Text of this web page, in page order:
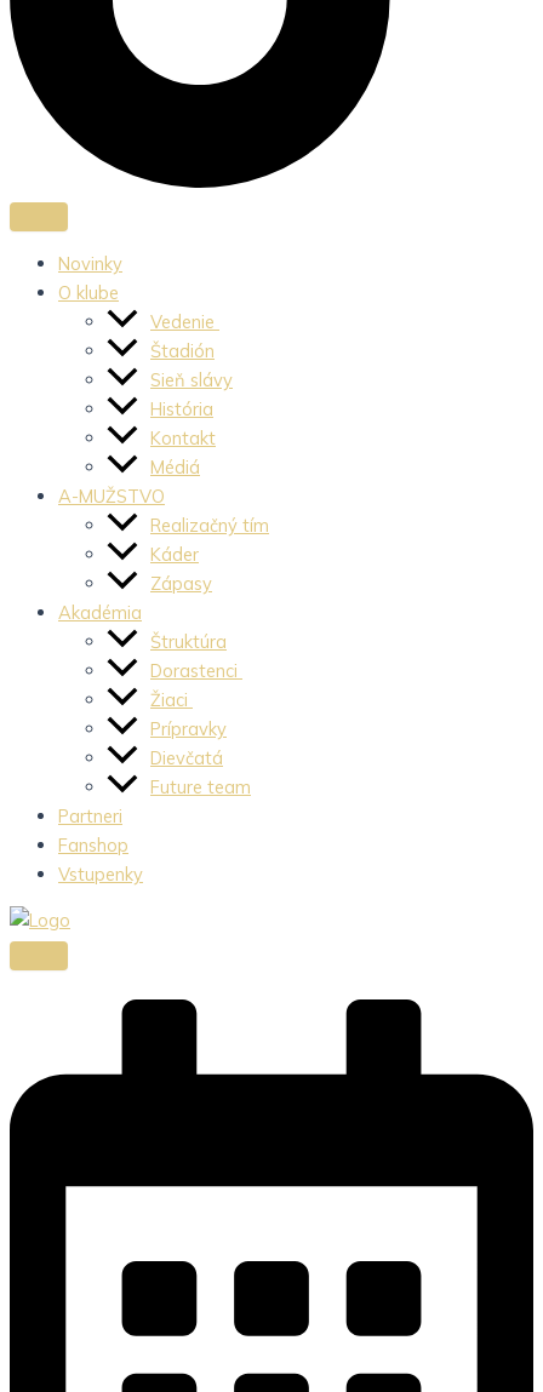
Novinky
O klube
Vedenie
Štadión
Sieň slávy
História
Kontakt
Médiá
A-MUŽSTVO
Realizačný tím
Káder
Zápasy
Akadémia
Štruktúra
Dorastenci
Žiaci
Prípravky
Dievčatá
Future team
Partneri
Fanshop
Vstupenky